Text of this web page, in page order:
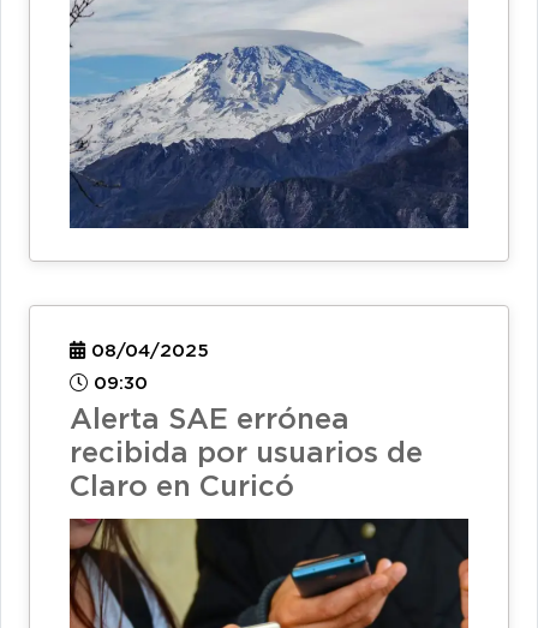
08/04/2025
09:30
Alerta SAE errónea
recibida por usuarios de
Claro en Curicó